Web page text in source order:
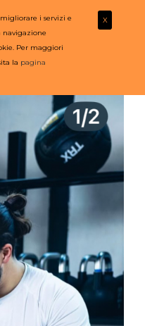
i servizi e
navigazione
Per maggiori
la pagina
X